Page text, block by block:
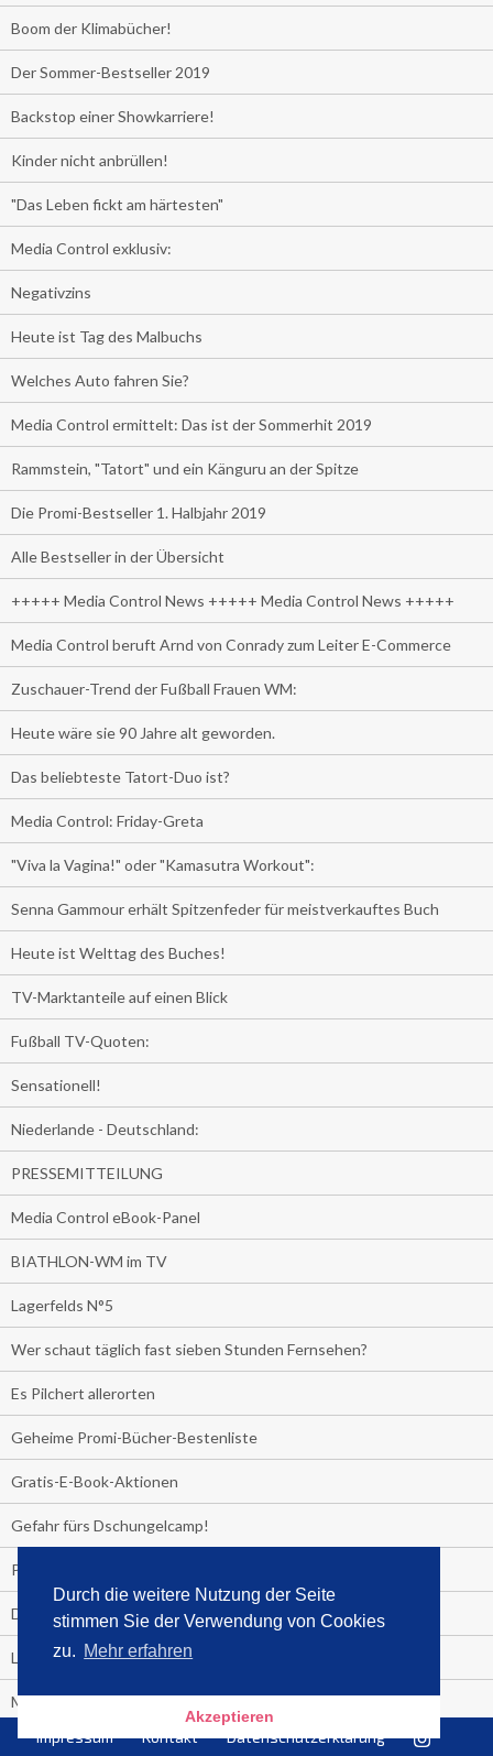
Durch die weitere Nutzung der Seite
stimmen Sie der Verwendung von Cookies
zu. Mehr erfahren
Akzeptieren
Boom der Klimabücher!
Der Sommer-Bestseller 2019
Backstop einer Showkarriere!
Kinder nicht anbrüllen!
"Das Leben fickt am härtesten"
Media Control exklusiv:
Negativzins
Heute ist Tag des Malbuchs
Welches Auto fahren Sie?
Media Control ermittelt: Das ist der Sommerhit 2019
Rammstein, "Tatort" und ein Känguru an der Spitze
Die Promi-Bestseller 1. Halbjahr 2019
Alle Bestseller in der Übersicht
+++++ Media Control News +++++ Media Control News +++++
Media Control beruft Arnd von Conrady zum Leiter E-Commerce
Zuschauer-Trend der Fußball Frauen WM:
Heute wäre sie 90 Jahre alt geworden.
Das beliebteste Tatort-Duo ist?
Media Control: Friday-Greta
"Viva la Vagina!" oder "Kamasutra Workout":
Senna Gammour erhält Spitzenfeder für meistverkauftes Buch
Heute ist Welttag des Buches!
TV-Marktanteile auf einen Blick
Fußball TV-Quoten:
Sensationell!
Niederlande - Deutschland:
PRESSEMITTEILUNG
Media Control eBook-Panel
BIATHLON-WM im TV
Lagerfelds N°5
Wer schaut täglich fast sieben Stunden Fernsehen?
Es Pilchert allerorten
Geheime Promi-Bücher-Bestenliste
Gratis-E-Book-Aktionen
Gefahr fürs Dschungelcamp!
PRESSEMITTEILUNG
Deutschland im Handball-Fieber
Libri und Media Control verlängern Vertrag langfristig
Medienquiz:
Deutschlands Jahrescharts 2018
Impressum Kontakt Datenschutzerklärung